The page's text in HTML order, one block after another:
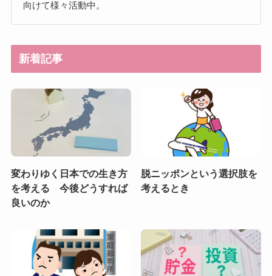
向けて様々活動中。
新着記事
変わりゆく日本での生き方
を考える 今後どうすれば
良いのか
脱ニッポンという選択肢を
考えるとき